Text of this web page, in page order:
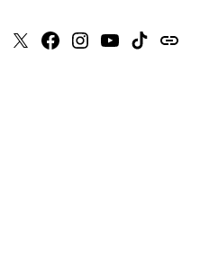
X Faceboook
Instagram
YoutubeTiktokissuu